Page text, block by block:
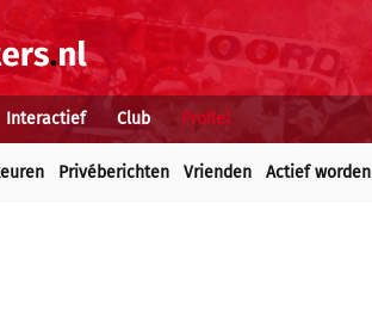
Interactief Club Profiel
Privéberichten Vrienden Actief worden